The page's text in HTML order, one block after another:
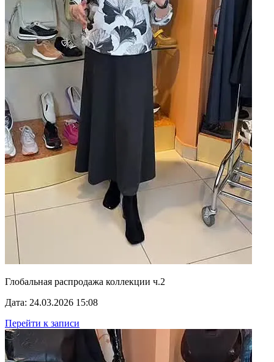
Глобальная распродажа коллекции ч.2
Дата: 24.03.2026 15:08
Перейти к записи